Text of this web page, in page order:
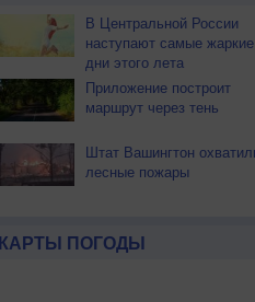
В Центральной России
наступают самые жаркие
дни этого лета
Приложение построит
маршрут через тень
Штат Вашингтон
лесные пожары
КАРТЫ ПОГОДЫ